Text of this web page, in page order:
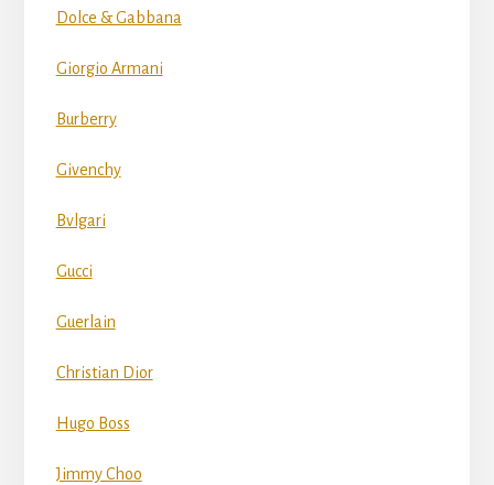
Dolce & Gabbana
Giorgio Armani
Burberry
Givenchy
Bvlgari
Gucci
Guerlain
Christian Dior
Hugo Boss
Jimmy Choo